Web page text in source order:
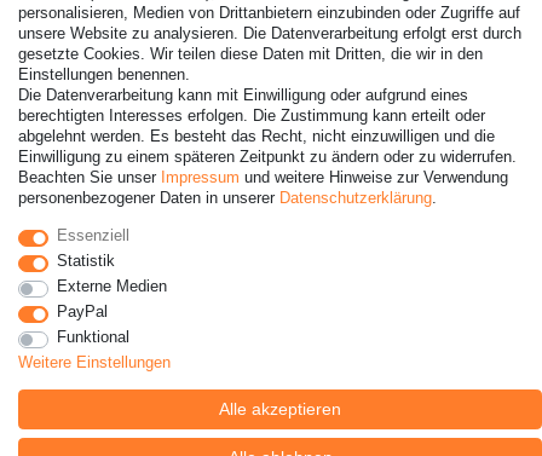
© Copyright 2026 | Alle Rechte vorbehalten. - Alle Rechte
vorbehalten. Preisangaben inkl. gesetzl. 19% MwSt. |
Grundpreise siehe Artikeldetail | *Gilt für Lieferungen nach
Deutschland!
personalisieren, Medien von Drittanbietern einzubinden oder Zugriffe auf
unsere Website zu analysieren. Die Datenverarbeitung erfolgt erst durch
gesetzte Cookies. Wir teilen diese Daten mit Dritten, die wir in den
Einstellungen benennen.
Die Datenverarbeitung kann mit Einwilligung oder aufgrund eines
berechtigten Interesses erfolgen. Die Zustimmung kann erteilt oder
abgelehnt werden. Es besteht das Recht, nicht einzuwilligen und die
Einwilligung zu einem späteren Zeitpunkt zu ändern oder zu widerrufen.
Beachten Sie unser Impressum und weitere Hinweise zur Verwendung
personenbezogener Daten in unserer Daten­schutz­erklärung.
Essenziell
Statistik
Externe Medien
PayPal
Funktional
Weitere Einstellungen
Alle akzeptieren
Vertrag widerrufen Kontakt